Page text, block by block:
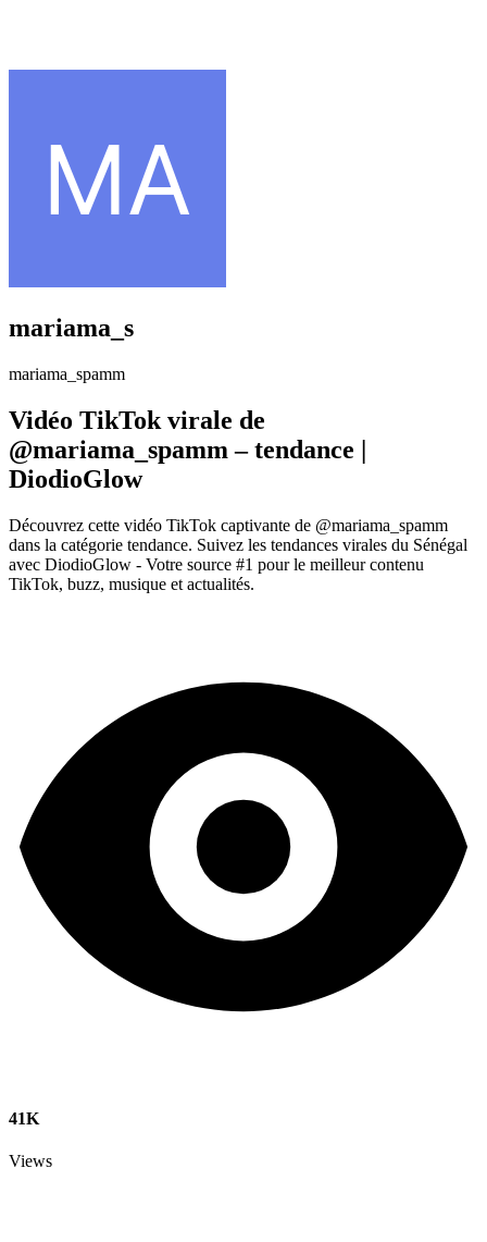
mariama_s
mariama_spamm
Vidéo TikTok virale de
@mariama_spamm – tendance |
DiodioGlow
Découvrez cette vidéo TikTok captivante de @mariama_spamm
dans la catégorie tendance. Suivez les tendances virales du Sénégal
avec DiodioGlow - Votre source #1 pour le meilleur contenu
TikTok, buzz, musique et actualités.
41K
Views